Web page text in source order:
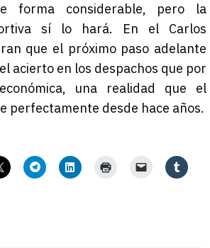
forma considerable, pero la
sí lo hará. En el Carlos
que el próximo paso adelante
acierto en los despachos que por
una realidad que el
perfectamente desde hace años.